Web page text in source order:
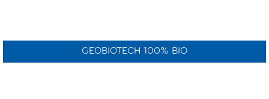
GEOBIOTECH 100% BIO